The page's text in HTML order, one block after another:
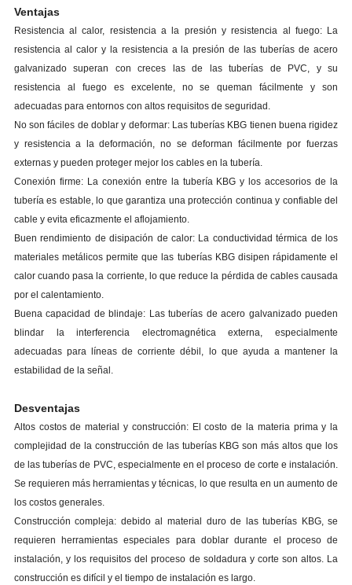
Ventajas
Resistencia al calor, resistencia a la presión y resistencia al fuego: La
resistencia al calor y la resistencia a la presión de las tuberías de acero
galvanizado superan con creces las de las tuberías de PVC, y su
resistencia al fuego es excelente, no se queman fácilmente y son
adecuadas para entornos con altos requisitos de seguridad.
No son fáciles de doblar y deformar: Las tuberías KBG tienen buena rigidez
y resistencia a la deformación, no se deforman fácilmente por fuerzas
externas y pueden proteger mejor los cables en la tubería.
Conexión firme: La conexión entre la tubería KBG y los accesorios de la
tubería es estable, lo que garantiza una protección continua y confiable del
cable y evita eficazmente el aflojamiento.
Buen rendimiento de disipación de calor: La conductividad térmica de los
materiales metálicos permite que las tuberías KBG disipen rápidamente el
calor cuando pasa la corriente, lo que reduce la pérdida de cables causada
por el calentamiento.
Buena capacidad de blindaje: Las tuberías de acero galvanizado pueden
blindar la interferencia electromagnética externa, especialmente
adecuadas para líneas de corriente débil, lo que ayuda a mantener la
estabilidad de la señal.
Desventajas
Altos costos de material y construcción: El costo de la materia prima y la
complejidad de la construcción de las tuberías KBG son más altos que los
de las tuberías de PVC, especialmente en el proceso de corte e instalación.
Se requieren más herramientas y técnicas, lo que resulta en un aumento de
los costos generales.
Construcción compleja: debido al material duro de las tuberías KBG, se
requieren herramientas especiales para doblar durante el proceso de
instalación, y los requisitos del proceso de soldadura y corte son altos. La
construcción es difícil y el tiempo de instalación es largo.